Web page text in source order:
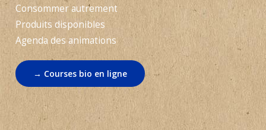
Consommer autrement
Produits disponibles
Agenda des animations
→ Courses bio en ligne